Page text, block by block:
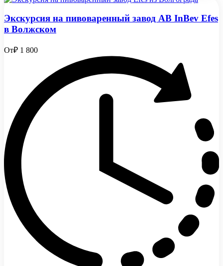
Экскурсия на пивоваренный завод AB InBev Efes
в Волжском
От₽ 1 800